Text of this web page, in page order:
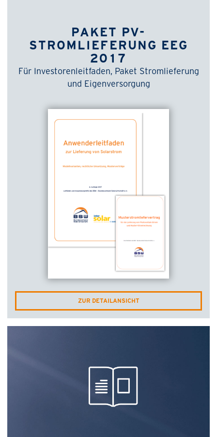
PAKET PV-
STROMLIEFERUNG EEG
2017
Für Investorenleitfaden, Paket Stromlieferung
und Eigenversorgung
ZUR DETAILANSICHT